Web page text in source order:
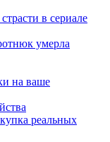
в сериале
умерла
на ваше
реальных